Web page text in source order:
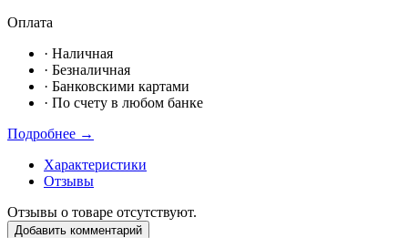
Оплата
· Наличная
· Безналичная
· Банковскими картами
· По счету в любом банке
Подробнее →
Характеристики
Отзывы
Отзывы о товаре отсутствуют.
Добавить комментарий